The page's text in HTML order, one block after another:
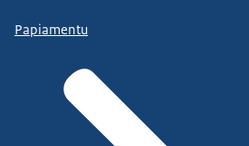
Papiamentu